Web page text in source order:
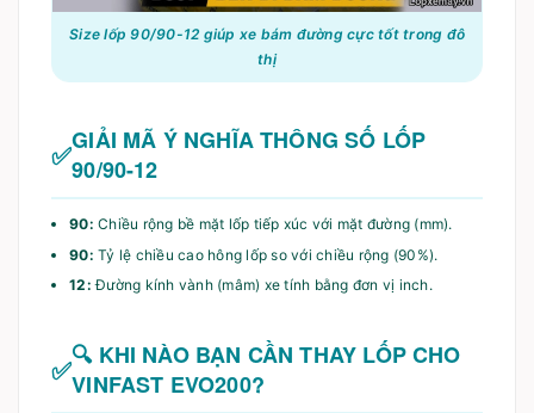
Size lốp 90/90-12 giúp xe bám đường cực tốt trong đô
thị
GIẢI MÃ Ý NGHĨA THÔNG SỐ LỐP
90/90-12
90: Chiều rộng bề mặt lốp tiếp xúc với mặt đường (mm).
90: Tỷ lệ chiều cao hông lốp so với chiều rộng (90%).
12: Đường kính vành (mâm) xe tính bằng đơn vị inch.
🔍 KHI NÀO BẠN CẦN THAY LỐP CHO
VINFAST EVO200?